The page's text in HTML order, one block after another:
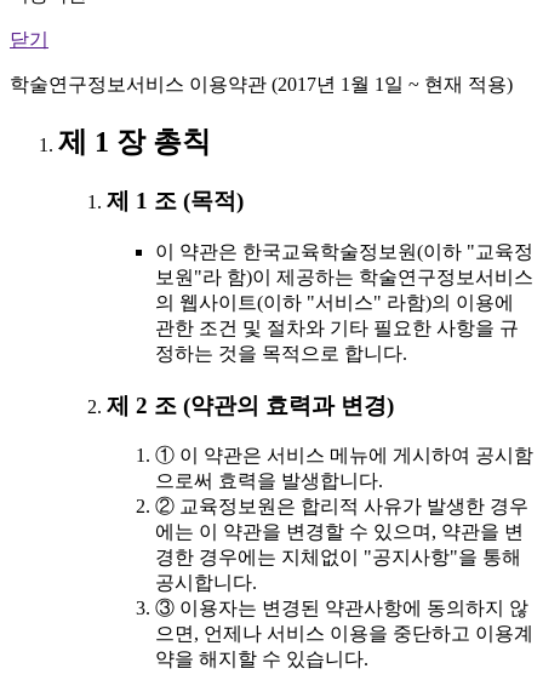
닫기
학술연구정보서비스 이용약관 (2017년 1월 1일 ~ 현재 적용)
제 1 장 총칙
제 1 조 (목적)
이 약관은 한국교육학술정보원(이하 "교육정
보원"라 함)이 제공하는 학술연구정보서비스
의 웹사이트(이하 "서비스" 라함)의 이용에
관한 조건 및 절차와 기타 필요한 사항을 규
정하는 것을 목적으로 합니다.
제 2 조 (약관의 효력과 변경)
① 이 약관은 서비스 메뉴에 게시하여 공시함
으로써 효력을 발생합니다.
② 교육정보원은 합리적 사유가 발생한 경우
에는 이 약관을 변경할 수 있으며, 약관을 변
경한 경우에는 지체없이 "공지사항"을 통해
공시합니다.
③ 이용자는 변경된 약관사항에 동의하지 않
으면, 언제나 서비스 이용을 중단하고 이용계
약을 해지할 수 있습니다.